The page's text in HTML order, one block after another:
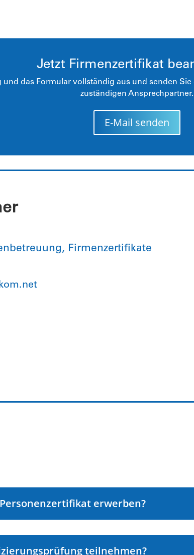
Jetzt Firmenzertifikat
und das Formular vollständig aus und senden
zuständigen Ansprechpartner.
E-Mail senden
Firmenzertifikate
erwerben?
teilnehmen?